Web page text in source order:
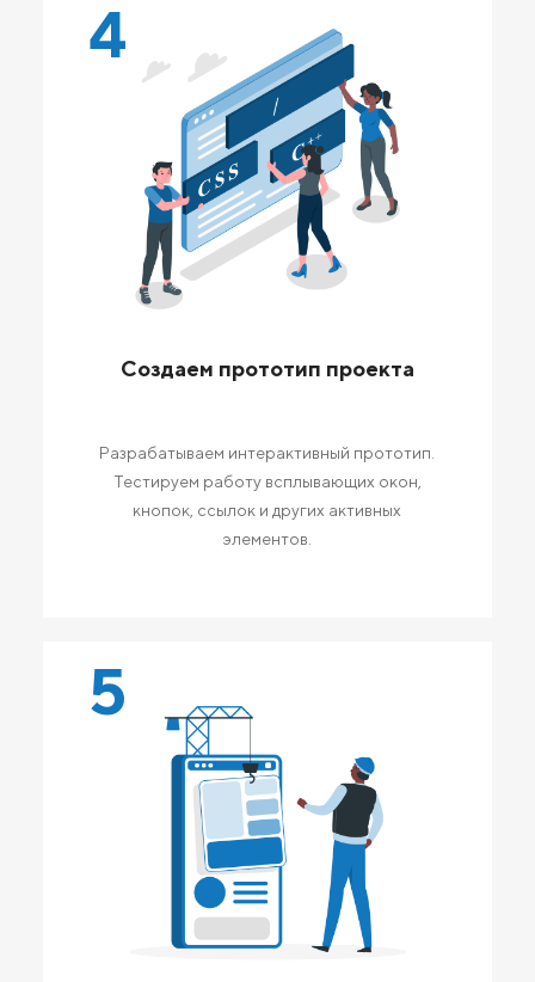
4
Создаем прототип проекта
Разрабатываем интерактивный прототип.
Тестируем работу всплывающих окон,
кнопок, ссылок и других активных
элементов.
5